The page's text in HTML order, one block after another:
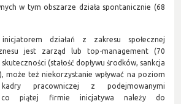
w tym obszarze działa spontanicznie (68
działań z zakresu społecznej
jest zarząd lub top-management (70
(stałość dopływu środków, sankcja
może też niekorzystanie wpływać na poziom
pracowniczej z podejmowanymi
co piątej firmie inicjatywa należy do